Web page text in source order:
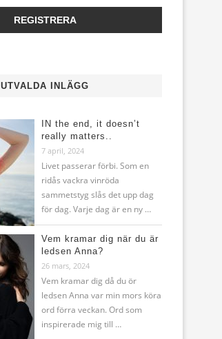
UTVALDA INLÄGG
IN the end, it doesn’t
really matters..
7 april, 2024
Livet passerar förbi. Som en
ridås vackra vinröda
sammetstyg slås det upp dag
för dag. Varje dag är en ny …
Vem kramar dig när du är
ledsen Anna?
26 mars, 2024
Vem kramar dig då du ör
ledsen Anna var min mors köra
ord förra veckan. Ord som
inspirerade mig till …